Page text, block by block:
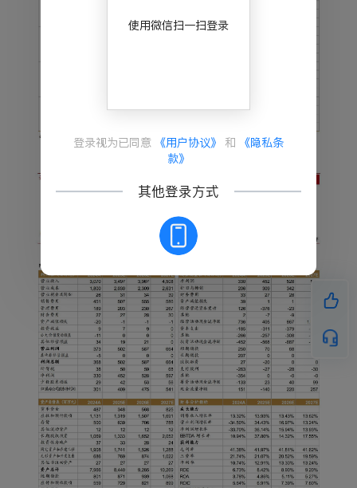
5倍，维持“买入”评级。
如果觉得此报告不错，请分享到微信朋友圈，支持
作者写出更好的文章！
使用微信扫一扫登录
登录视为已同意 《用户协议》 和
《隐私条
款》
其他登录方式